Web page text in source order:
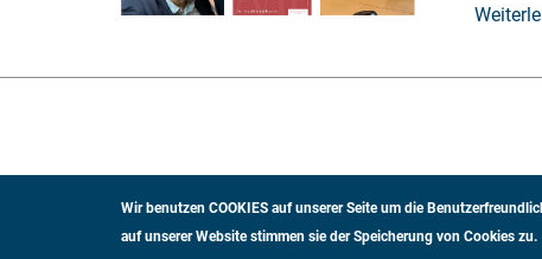
Wir benutzen COOKIES auf unserer Seite um die
auf unserer Website stimmen sie der Speicherung von Cookies zu.